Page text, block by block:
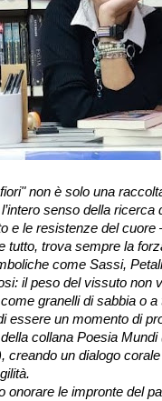
non è solo una
senso della
e le resistenze del cuore
tutto, trova sempre la
come Sassi,
il peso del vissuto non
granelli di sabbia o
essere un momento di
collana Poesia
creando un dialogo
onorare le impronte del